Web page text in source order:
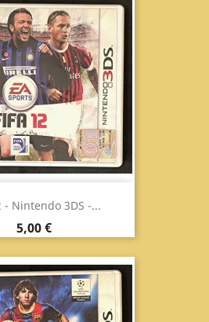
- Nintendo 3DS -...
Prezzo
5,00 €